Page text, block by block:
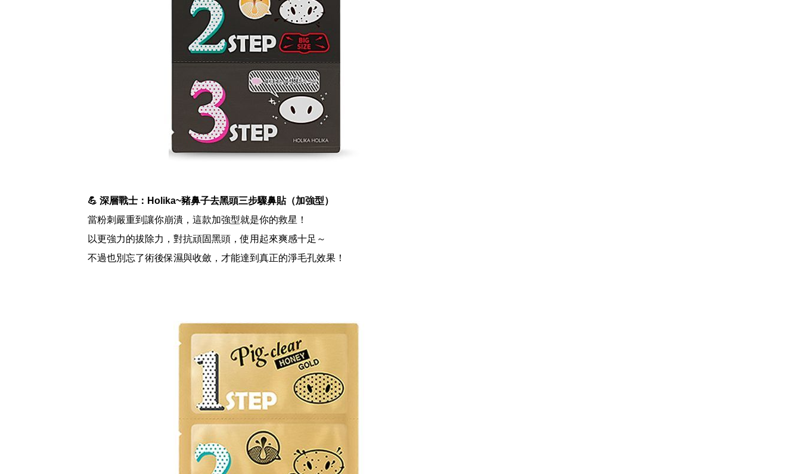
💪 深層戰士：Holika~豬鼻子去黑頭三步驟鼻貼（加強型）
當粉刺嚴重到讓你崩潰，這款加強型就是你的救星！
以更強力的拔除力，對抗頑固黑頭，使用起來爽感十足～
不過也別忘了術後保濕與收斂，才能達到真正的淨毛孔效果！